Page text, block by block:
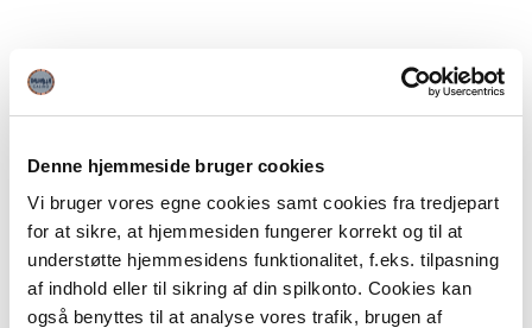
Denne hjemmeside bruger cookies
Vi bruger vores egne cookies samt cookies fra tredjepart
for at sikre, at hjemmesiden fungerer korrekt og til at
understøtte hjemmesidens funktionalitet, f.eks. tilpasning
af indhold eller til sikring af din spilkonto. Cookies kan
også benyttes til at analyse vores trafik, brugen af